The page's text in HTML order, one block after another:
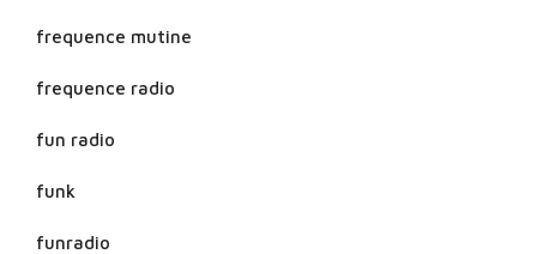
frequence mutine
frequence radio
fun radio
funk
funradio